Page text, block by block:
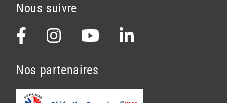
Nous suivre
Nos partenaires